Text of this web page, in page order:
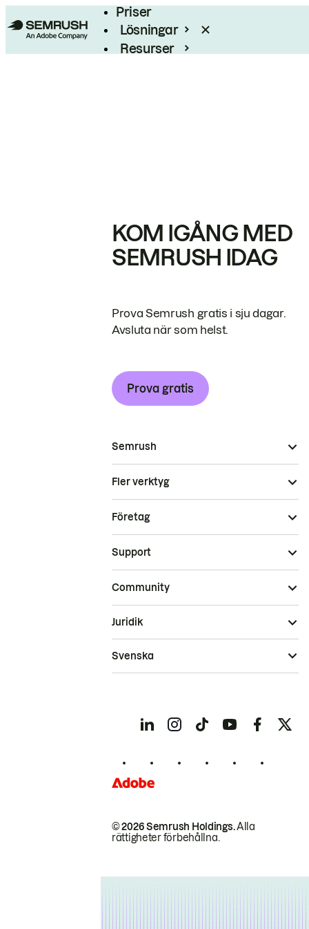
Priser
Lösningar
Resurser
KOM IGÅNG MED
SEMRUSH IDAG
Prova Semrush gratis i sju dagar.
Avsluta när som helst.
Prova gratis
Semrush
Fler verktyg
Företag
Support
Community
© 2026 Semrush Holdings.Alla
rättigheter förbehållna.
Juridik
Svenska